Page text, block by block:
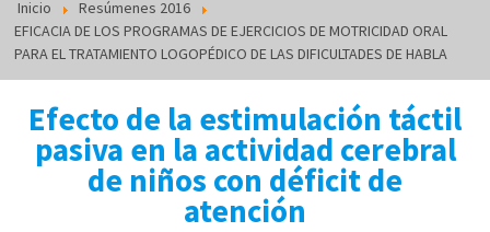
Inicio
Resúmenes 2016
EFICACIA DE LOS PROGRAMAS DE EJERCICIOS DE MOTRICIDAD ORAL
PARA EL TRATAMIENTO LOGOPÉDICO DE LAS DIFICULTADES DE HABLA
Efecto de la estimulación táctil
pasiva en la actividad cerebral
de niños con déficit de
atención